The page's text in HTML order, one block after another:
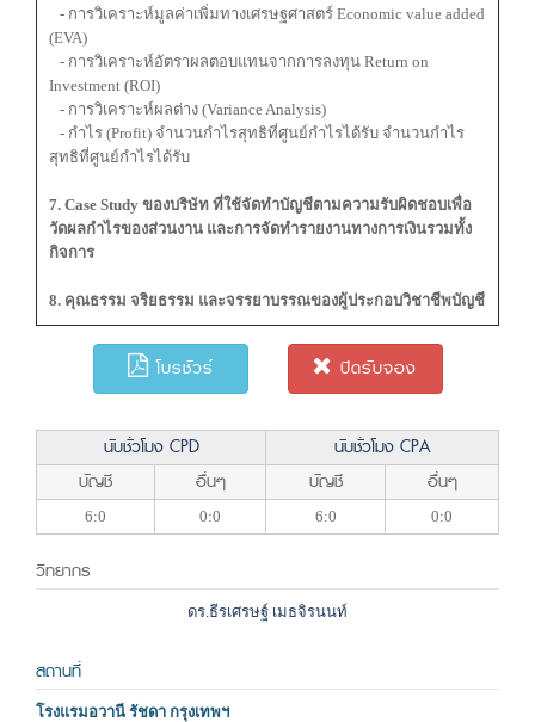
- การวิเคราะห์มูลค่าเพิ่มทางเศรษฐศาสตร์ Economic value added
(EVA)
- การวิเคราะห์อัตราผลตอบแทนจากการลงทุน Return on
Investment (ROI)
- การวิเคราะห์ผลต่าง (Variance Analysis)
- กำไร (Profit) จำนวนกำไรสุทธิที่ศูนย์กำไรได้รับ จำนวนกำไร
สุทธิที่ศูนย์กำไรได้รับ
7. Case Study ของบริษัท ที่ใช้จัดทำบัญชีตามความรับผิดชอบเพื่อ
วัดผลกำไรของส่วนงาน และการจัดทำรายงานทางการเงินรวมทั้ง
กิจการ
8. คุณธรรม จริยธรรม และจรรยาบรรณของผู้ประกอบวิชาชีพบัญชี
โบรชัวร์ ปิดรับจอง
นับชั่วโมง CPD
นับชั่วโมง CPA
บัญชี
อื่นๆ บัญชี อื่นๆ
6:0 0:0 6:0 0:0
วิทยากร
ดร.ธีรเศรษฐ์ เมธจิรนนท์
สถานที่
โรงแรมอวานี รัชดา กรุงเทพฯ